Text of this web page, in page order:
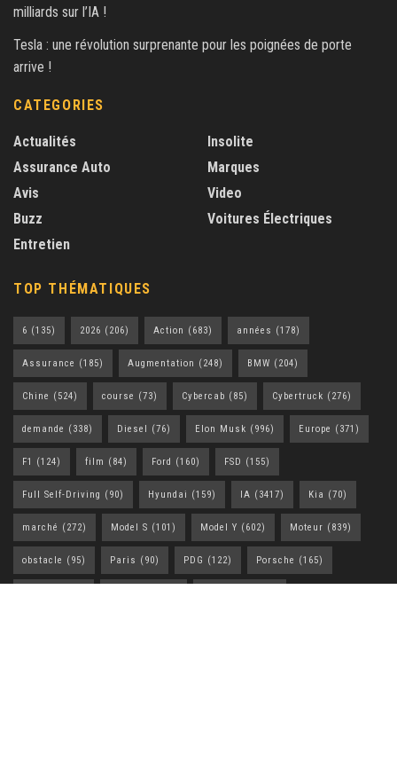
milliards sur l’IA !
Tesla : une révolution surprenante pour les poignées de porte
arrive !
CATEGORIES
Actualités
Assurance Auto
Avis
Buzz
Entretien
Insolite
Marques
Video
Voitures Électriques
TOP THÉMATIQUES
6 (135) 2026 (206) Action (683) années (178)
Assurance (185) Augmentation (248) BMW (204)
Chine (524) course (73) Cybercab (85) Cybertruck (276)
demande (338) Diesel (76) Elon Musk (996) Europe (371)
F1 (124) film (84) Ford (160) FSD (155)
Full Self-Driving (90) Hyundai (159) IA (3417) Kia (70)
marché (272) Model S (101) Model Y (602) Moteur (839)
obstacle (95) Paris (90) PDG (122) Porsche (165)